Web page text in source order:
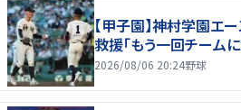
【甲子園】神村学園エ
救援「もう一回チーム
2026/08/06 20:24野球